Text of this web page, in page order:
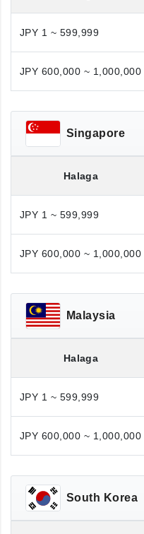
JPY 1 ~ 599,999
JPY 600,000 ~ 1,000,000
Singapore
Halaga
JPY 1 ~ 599,999
JPY 600,000 ~ 1,000,000
Malaysia
Halaga
JPY 1 ~ 599,999
JPY 600,000 ~ 1,000,000
South Korea